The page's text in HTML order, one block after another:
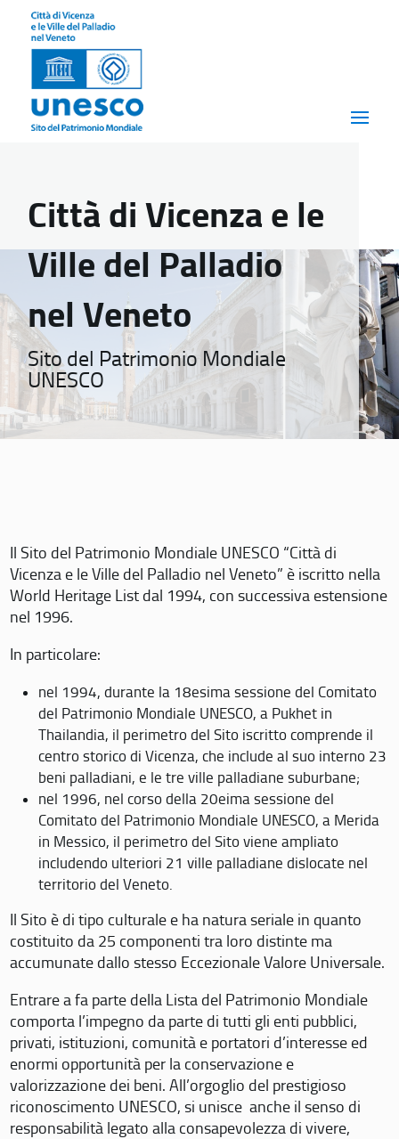
Città di Vicenza e le
Ville del Palladio
nel Veneto
Sito del Patrimonio Mondiale
UNESCO
Il Sito del Patrimonio Mondiale UNESCO “Città di
Vicenza e le Ville del Palladio nel Veneto” è iscritto nella
World Heritage List dal 1994, con successiva estensione
nel 1996.
In particolare:
nel 1994, durante la 18esima sessione del Comitato
del Patrimonio Mondiale UNESCO, a Pukhet in
Thailandia, il perimetro del Sito iscritto comprende il
centro storico di Vicenza, che include al suo interno 23
beni palladiani, e le tre ville palladiane suburbane;
nel 1996, nel corso della 20eima sessione del
Comitato del Patrimonio Mondiale UNESCO, a Merida
in Messico, il perimetro del Sito viene ampliato
includendo ulteriori 21 ville palladiane dislocate nel
territorio del Veneto.
Il Sito è di tipo culturale e ha natura seriale in quanto
costituito da 25 componenti tra loro distinte ma
accumunate dallo stesso Eccezionale Valore Universale.
Entrare a fa parte della Lista del Patrimonio Mondiale
comporta l’impegno da parte di tutti gli enti pubblici,
privati, istituzioni, comunità e portatori d’interesse ed
enormi opportunità per la conservazione e
valorizzazione dei beni. All’orgoglio del prestigioso
riconoscimento UNESCO, si unisce anche il senso di
responsabilità legato alla consapevolezza di vivere,